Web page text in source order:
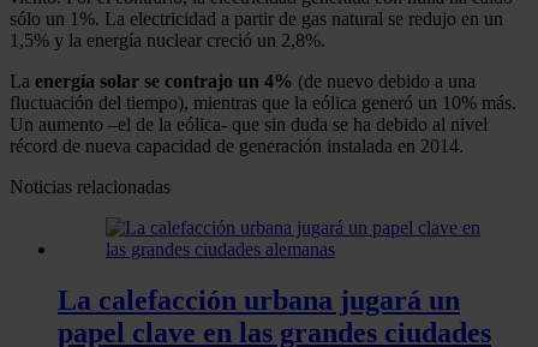
sólo un 1%. La electricidad a partir de gas natural se redujo en un
1,5% y la energía nuclear creció un 2,8%.
La energía solar se contrajo un 4% (de nuevo debido a una
fluctuación del tiempo), mientras que la eólica generó un 10% más.
Un aumento –el de la eólica- que sin duda se ha debido al nivel
récord de nueva capacidad de generación instalada en 2014.
Noticias relacionadas
La calefacción urbana jugará un
papel clave en las grandes ciudades